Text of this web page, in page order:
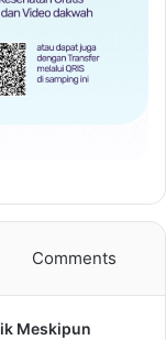
Comments
Meskipun